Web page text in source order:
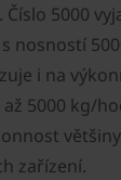
5000
nosností
i na
5000 kg/
zařízení.